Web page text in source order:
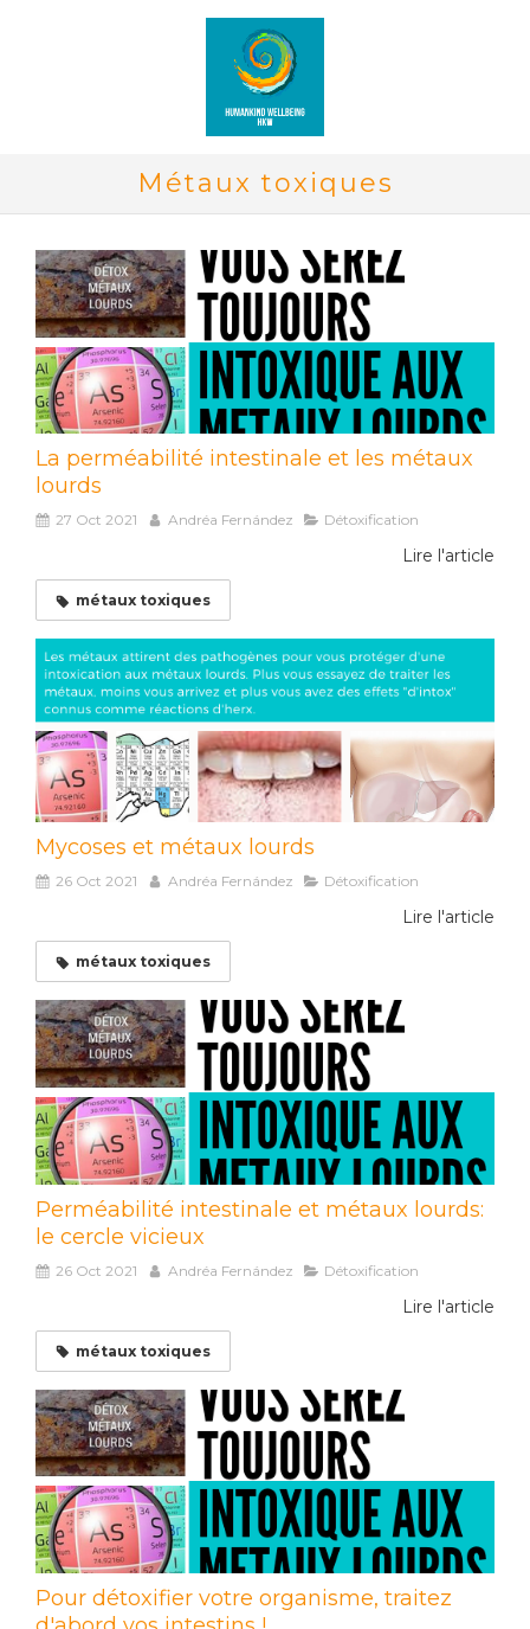
Métaux toxiques
La perméabilité intestinale et les métaux
lourds
27 Oct 2021 Andréa Fernández Détoxification
Lire l'article
métaux toxiques
Mycoses et métaux lourds
26 Oct 2021 Andréa Fernández Détoxification
Lire l'article
métaux toxiques
Perméabilité intestinale et métaux lourds:
le cercle vicieux
26 Oct 2021 Andréa Fernández Détoxification
Lire l'article
métaux toxiques
Pour détoxifier votre organisme, traitez